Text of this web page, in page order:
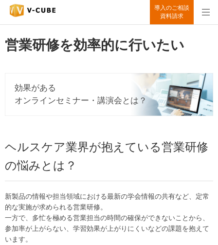
導入のご相談
資料請求
営業研修を効率的に行いたい
効果がある
オンラインセミナー・講演会とは？
ヘルスケア業界が抱えている営業研修
の悩みとは？
新製品の情報や担当領域における最新の学会情報の共有など、定常
的な実施が求められる営業研修。
一方で、多忙を極める営業担当の時間の確保ができないことから、
参加率が上がらない、学習効果が上がりにくいなどの課題を抱えて
います。